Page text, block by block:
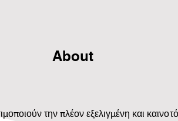
About
την πλέον εξελιγμένη και